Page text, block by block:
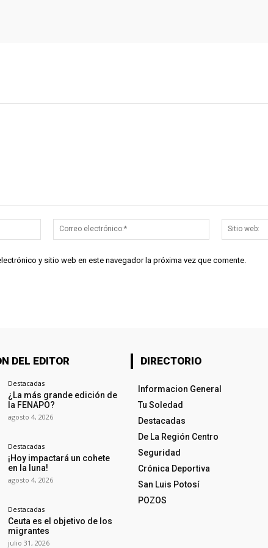
Nombre:*
Correo
electrónico:*
y sitio web en este navegador la próxima vez que comente.
DEL EDITOR
Destacadas
¿La más grande edición de
la FENAPO?
agosto 4, 2026
Destacadas
¡Hoy impactará un cohete
en la luna!
agosto 4, 2026
Destacadas
Ceuta es el objetivo de los
migrantes
julio 31, 2026
DIRECTORIO
Informacion General
Tu Soledad
Destacadas
De La Región Centro
Seguridad
Crónica Deportiva
San Luis Potosí
POZOS